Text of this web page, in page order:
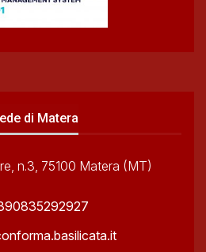
di Matera
n.3, 75100 Matera (MT)